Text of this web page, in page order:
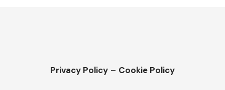
Privacy Policy – Cookie Policy